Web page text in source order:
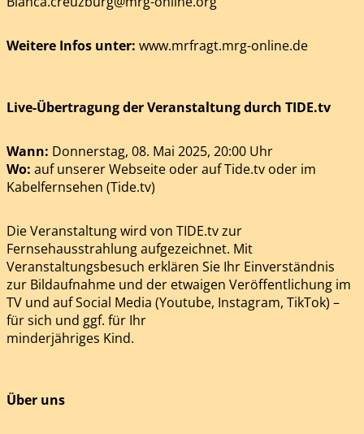
Weitere Infos unter: www.mrfragt.mrg-online.de
Live-Übertragung der Veranstaltung durch TIDE.tv
Wann: Donnerstag, 08. Mai 2025, 20:00 Uhr
Wo: auf unserer Webseite oder auf Tide.tv oder im
Kabelfernsehen (Tide.tv)
Die Veranstaltung wird von TIDE.tv zur
Fernsehausstrahlung aufgezeichnet. Mit
Veranstaltungsbesuch erklären Sie Ihr Einverständnis
zur Bildaufnahme und der etwaigen Veröffentlichung im
TV und auf Social Media (Youtube, Instagram, TikTok) –
für sich und ggf. für Ihr
minderjähriges Kind.
Über uns